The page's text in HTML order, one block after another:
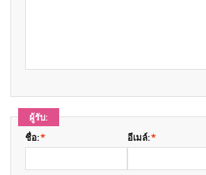
ผู้รับ:
*
ชื่อ: *
อีเมล์: